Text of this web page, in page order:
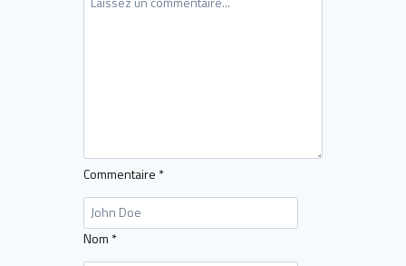
Commentaire *
Nom *